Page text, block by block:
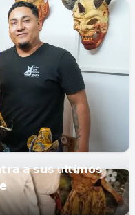
𝗮 𝘀𝘂𝘀 ú𝗹𝘁𝗶𝗺𝗼𝘀
𝙈é𝙭𝙞𝙘𝙤 𝙥𝙖𝙧𝙖